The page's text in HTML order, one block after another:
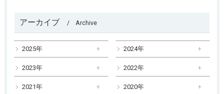
アーカイブ Archive
2025年 2024年
2023年 2022年
2021年 2020年